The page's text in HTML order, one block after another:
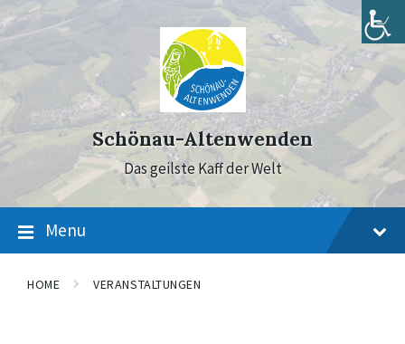
to
content
to
main
navigation
to
footer
Schönau-Altenwenden
Das geilste Kaff der Welt
Menu
HOME VERANSTALTUNGEN